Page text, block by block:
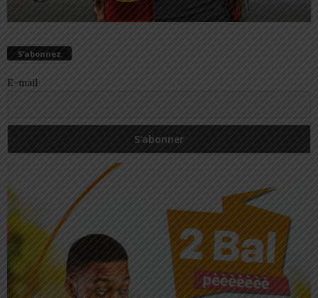
S’abonnez
E-mail